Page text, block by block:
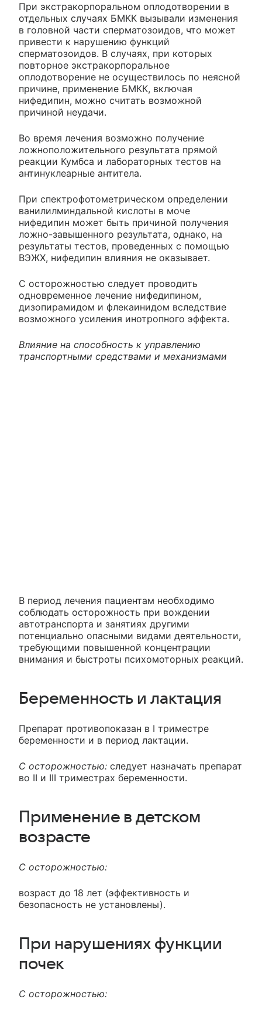
При экстракорпоральном оплодотворении в
отдельных случаях БМКК вызывали изменения
в головной части сперматозоидов, что может
привести к нарушению функций
сперматозоидов. В случаях, при которых
повторное экстракорпоральное
оплодотворение не осуществилось по неясной
причине, применение БМКК, включая
нифедипин, можно считать возможной
причиной неудачи.
Во время лечения возможно получение
ложноположительного результата прямой
реакции Кумбса и лабораторных тестов на
антинуклеарные антитела.
При спектрофотометрическом определении
ванилилминдальной кислоты в моче
нифедипин может быть причиной получения
ложно-завышенного результата, однако, на
результаты тестов, проведенных с помощью
ВЭЖХ, нифедипин влияния не оказывает.
С осторожностью следует проводить
одновременное лечение нифедипином,
дизопирамидом и флекаинидом вследствие
возможного усиления инотропного эффекта.
Влияние на способность к управлению
транспортными средствами и механизмами
В период лечения пациентам необходимо
соблюдать осторожность при вождении
автотранспорта и занятиях другими
потенциально опасными видами деятельности,
требующими повышенной концентрации
внимания и быстроты психомоторных реакций.
Беременность и лактация
Препарат противопоказан в I триместре
беременности и в период лактации.
С осторожностью: следует назначать препарат
во II и III триместрах беременности.
Применение в детском
возрасте
С осторожностью:
возраст до 18 лет (эффективность и
безопасность не установлены).
При нарушениях функции
почек
С осторожностью: